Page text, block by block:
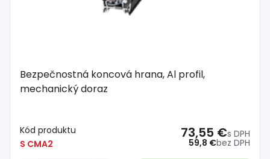
Bezpečnostná koncová hrana, Al profil,
mechanický doraz
Kód produktu
S CMA2
59,8 €bez DPH
73,55 €s DPH